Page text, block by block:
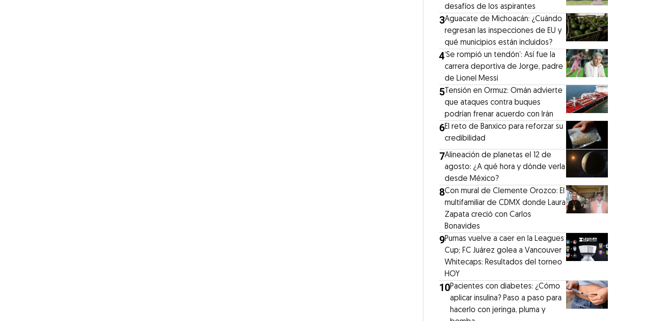
desafíos de los aspirantes
3Aguacate de Michoacán: ¿Cuándo
regresan las inspecciones de EU y
qué municipios están incluidos?
4‘Se rompió un tendón’: Así fue la
carrera deportiva de Jorge, padre
de Lionel Messi
5Tensión en Ormuz: Omán advierte
que ataques contra buques
podrían frenar acuerdo con Irán
6El reto de Banxico para reforzar su
credibilidad
7Alineación de planetas el 12 de
agosto: ¿A qué hora y dónde verla
desde México?
8Con mural de Clemente Orozco: El
multifamiliar de CDMX donde Laura
Zapata creció con Carlos
Bonavides
9Pumas vuelve a caer en la Leagues
Cup; FC Juárez golea a Vancouver
Whitecaps: Resultados del torneo
HOY
10Pacientes con diabetes: ¿Cómo
aplicar insulina? Paso a paso para
hacerlo con jeringa, pluma y